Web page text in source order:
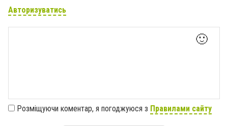
Авторизуватись
🙂
Розміщуючи коментар, я погоджуюся з Правилами сайту